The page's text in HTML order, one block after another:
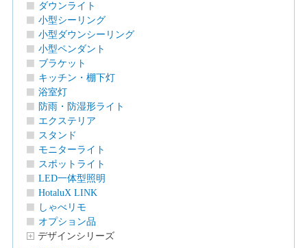
ダウンライト
小型シーリング
小型ダウンシーリング
小型ペンダント
ブラケット
キッチン・棚下灯
浴室灯
防雨・防湿形ライト
エクステリア
スタンド
モニターライト
スポットライト
LED一体型照明
HotaluX LINK
しゃべリモ
オプション品
デザインシリーズ